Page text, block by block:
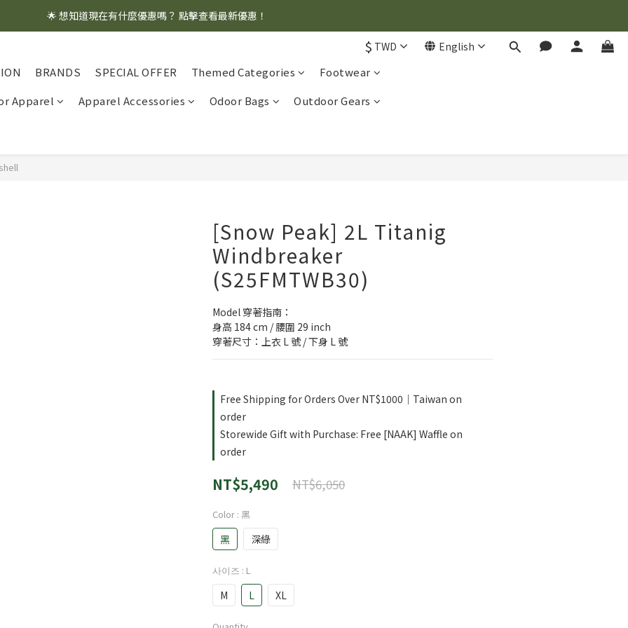
🌟 想知道現在有什麼優惠嗎？ 點擊查看最新優惠！
🌟 想知道現在有什麼優惠嗎？ 點擊查看最新優惠！
🌟 想知道現在有什麼優惠嗎？ 點擊查看最新優惠！
$ TWD English
BRANDS SPECIAL OFFER Themed Categories
Footwear
Apparel Apparel Accessories Odoor Bags
Outdoor Gears
[Snow Peak] 2L Titanig
Windbreaker
(S25FMTWB30)
Model 穿著指南：
身高 184 cm / 腰圍 29 inch
穿著尺寸：上衣 L 號 / 下身 L 號
Free Shipping for Orders Over NT$1000｜Taiwan on
order
Storewide Gift with Purchase: Free [NAAK] Waffle on
order
NT$5,490 NT$6,050
Color : 黑
黑 深綠
사이즈 : L
M L XL